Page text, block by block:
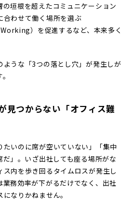
の垣根を超えたコミュニケーション
合わせて働く場所を選ぶ
）を促進するなど、本来多く
ような「3つの落とし穴」が発生しが
見つからない「オフィス難
たいのに席が空いていない」「集中
」――。いざ出社しても座る場所がな
ス内を歩き回るタイムロスが発生し
業務効率が下がるだけでなく、出社
なりかねません。